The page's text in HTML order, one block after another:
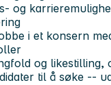
og
i et konsern
og likestilling,
til å søke --